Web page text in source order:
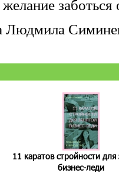
заботься
Людмила
11 каратов стройности для
бизнес-леди